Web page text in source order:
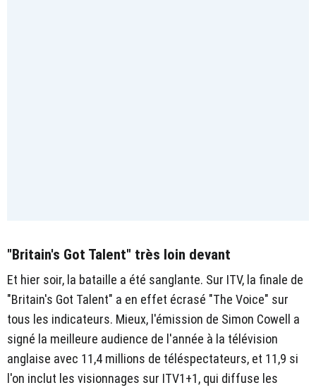
"Britain's Got Talent" très loin devant
Et hier soir, la bataille a été sanglante. Sur ITV, la finale de
"Britain's Got Talent" a en effet écrasé "The Voice" sur
tous les indicateurs. Mieux, l'émission de Simon Cowell a
signé la meilleure audience de l'année à la télévision
anglaise avec 11,4 millions de téléspectateurs, et 11,9 si
l'on inclut les visionnages sur ITV1+1, qui diffuse les